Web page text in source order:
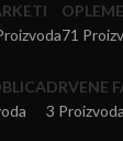
71
DRVENE
3 Proizvoda